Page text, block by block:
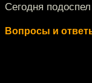
Сегодня
Вопросы и